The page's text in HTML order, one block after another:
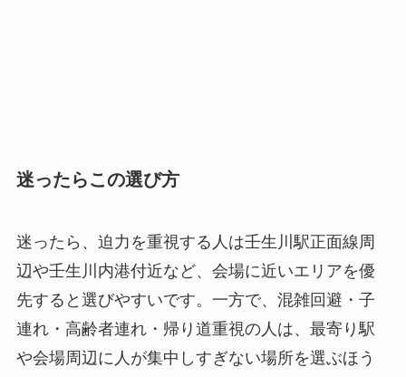
迷ったらこの選び方
迷ったら、迫力を重視する人は壬生川駅正面線周
辺や壬生川内港付近など、会場に近いエリアを優
先すると選びやすいです。一方で、混雑回避・子
連れ・高齢者連れ・帰り道重視の人は、最寄り駅
や会場周辺に人が集中しすぎない場所を選ぶほう